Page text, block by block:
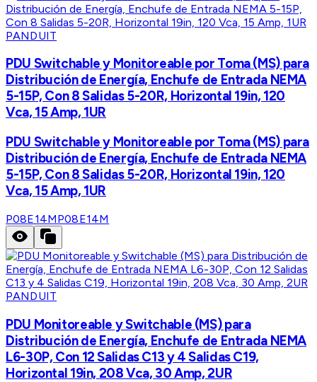
PANDUIT
PDU Switchable y Monitoreable por Toma (MS) para
Distribución de Energía, Enchufe de Entrada NEMA
5-15P, Con 8 Salidas 5-20R, Horizontal 19in, 120
Vca, 15 Amp, 1UR
PDU Switchable y Monitoreable por Toma (MS) para
Distribución de Energía, Enchufe de Entrada NEMA
5-15P, Con 8 Salidas 5-20R, Horizontal 19in, 120
Vca, 15 Amp, 1UR
P08E14MP08E14M
PANDUIT
PDU Monitoreable y Switchable (MS) para
Distribución de Energía, Enchufe de Entrada NEMA
L6-30P, Con 12 Salidas C13 y 4 Salidas C19,
Horizontal 19in, 208 Vca, 30 Amp, 2UR